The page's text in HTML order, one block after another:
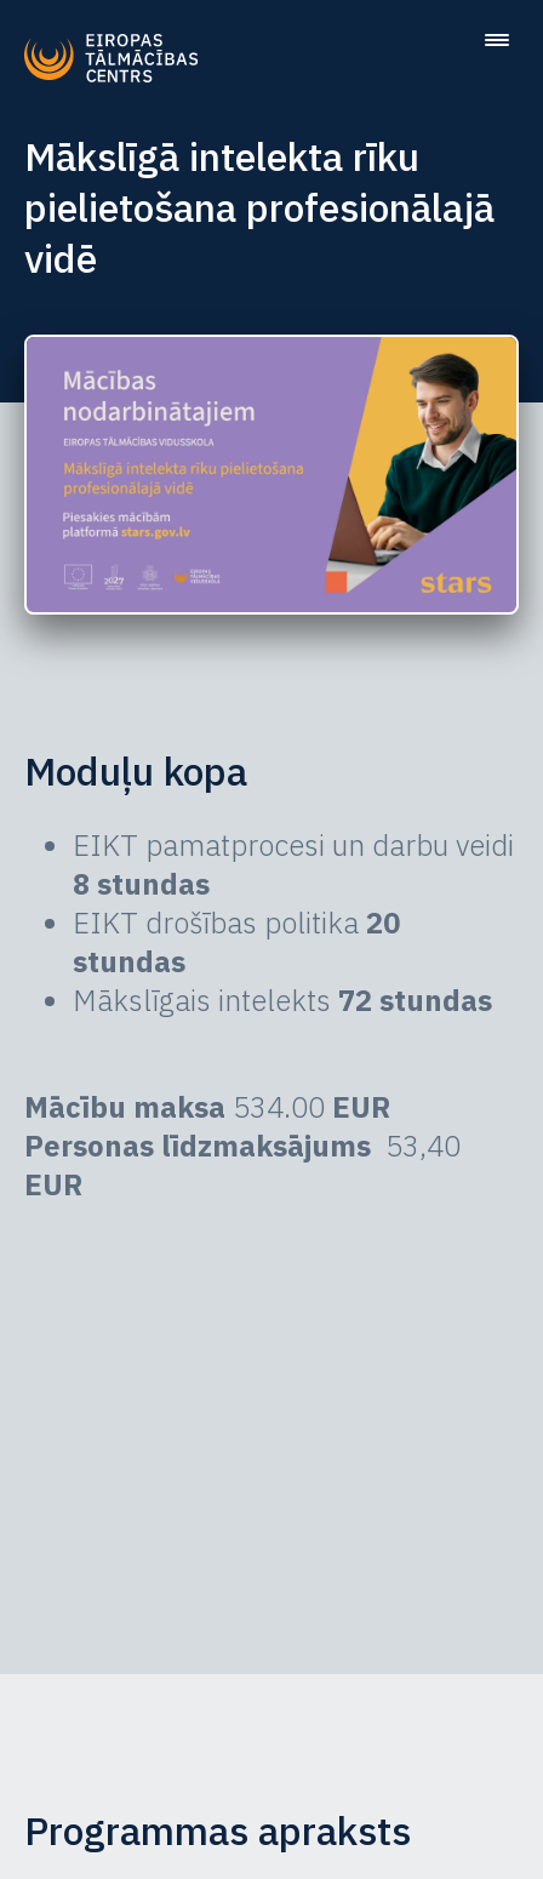
Mākslīgā intelekta rīku
pielietošana profesionālajā
vidē
Moduļu kopa
EIKT pamatprocesi un darbu veidi
8 stundas
EIKT drošības politika 20
stundas
Mākslīgais intelekts 72 stundas
Mācību maksa 534.00 EUR
Personas līdzmaksājums 53,40
EUR
Programmas apraksts